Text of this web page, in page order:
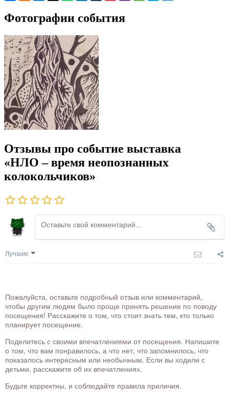
Фотографии события
Отзывы про событие выставка
«НЛО – время неопознанных
колокольчиков»
Лучшие
Пожалуйста, оставьте подробный отзыв или комментарий,
чтобы другим людям было проще принять решение по поводу
посещения! Расскажите о том, что стоит знать тем, кто только
планирует посещение.
Поделитесь с своими впечатлениями от посещения. Напишите
о том, что вам понравилось, а что нет, что запомнилось, что
показалось интересным или необычным. Если вы ходили с
детьми, расскажите об их впечатлениях.
Будьте корректны, и соблюдайте правила приличия.